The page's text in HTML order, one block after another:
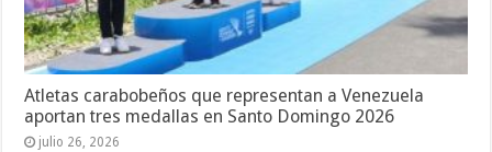
Atletas carabobeños que representan a Venezuela
aportan tres medallas en Santo Domingo 2026
julio 26, 2026